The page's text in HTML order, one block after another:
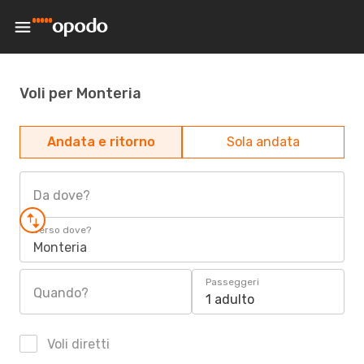
Voli per Monteria
Andata e ritorno Sola andata
Da dove?
Verso dove?
Monteria
Quando?
Passeggeri
1 adulto
Voli diretti